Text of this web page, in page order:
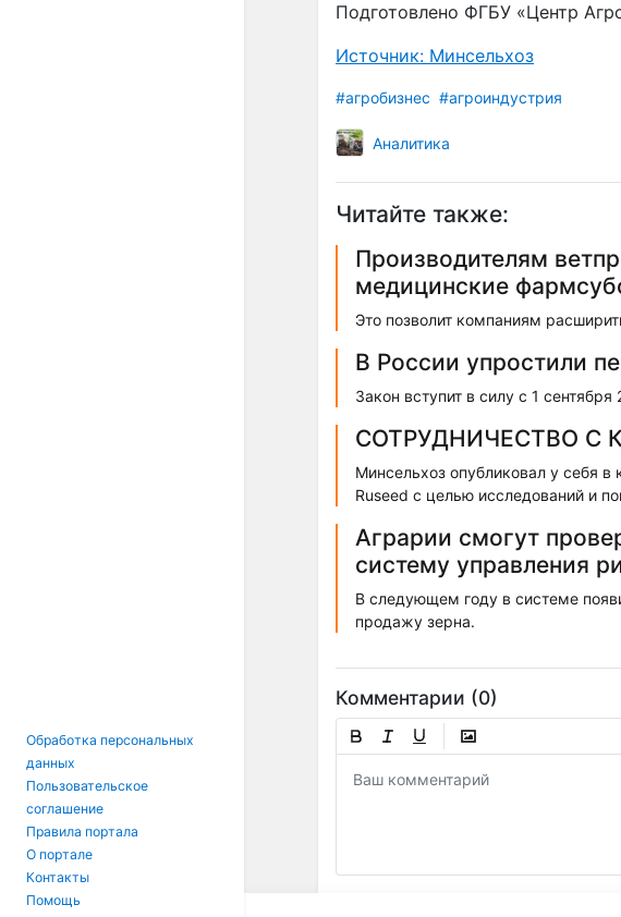
Обработка персональных
данных
Пользовательское
соглашение
Правила портала
О портале
Контакты
Помощь
Подготовлено ФГБУ «Центр
Источник: Минсельхоз
#агробизнес #агроиндустрия
Аналитика
Читайте также:
Производителям
медицинские
Это позволит компаниям
В России упростили
Закон вступит в силу с 1 сентября
СОТРУДНИЧЕСТВО С
Минсельхоз опубликовал у себя
Ruseed с целью исследований и
Аграрии смогут
систему управления
В следующем году в системе
продажу зерна.
Комментарии (0)